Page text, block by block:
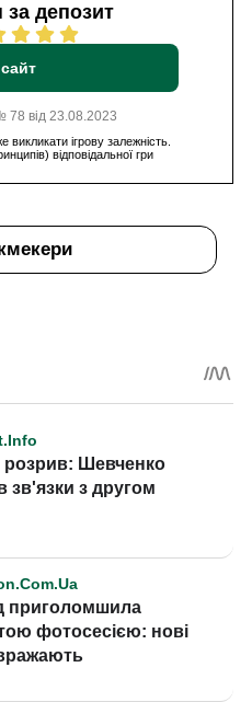
за депозит
78 від 23.08.2023
ігрову залежність.
відповідальної гри